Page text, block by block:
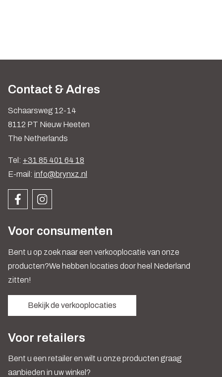
Contact & Adres
Schaarsweg 12-14
8112 PT Nieuw Heeten
The Netherlands
Tel: +31 85 401 64 18
E-mail: info@brynxz.nl
Voor consumenten
Bent u op zoek naar een verkooplocatie van onze
producten?We hebben locaties door heel Nederland
zitten!
Bekijk de verkooplocaties
Voor retailers
Bent u een retailer en wilt u onze producten graag
aanbieden in uw winkel?